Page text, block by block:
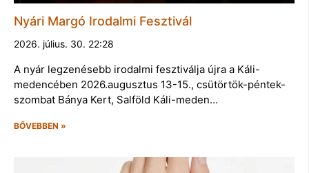
Nyári Margó Irodalmi Fesztivál
2026. július. 30. 22:28
A nyár legzenésebb irodalmi fesztiválja újra a Káli-
medencében 2026.augusztus 13-15., csütörtök-péntek-
szombat Bánya Kert, Salföld Káli-meden…
BŐVEBBEN »